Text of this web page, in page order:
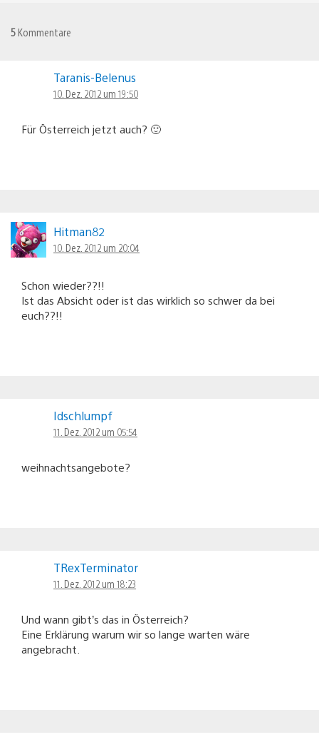
5 Kommentare
Taranis-Belenus
10. Dez. 2012 um 19:50
Für Österreich jetzt auch? 🙂
Hitman82
10. Dez. 2012 um 20:04
Schon wieder??!!
Ist das Absicht oder ist das wirklich so schwer da bei
euch??!!
Idschlumpf
11. Dez. 2012 um 05:54
weihnachtsangebote?
TRexTerminator
11. Dez. 2012 um 18:23
Und wann gibt’s das in Österreich?
Eine Erklärung warum wir so lange warten wäre
angebracht.